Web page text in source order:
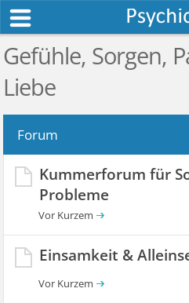
Gefühle, Sorgen,
Liebe
Forum
Kummerforum für
Probleme
Einsamkeit &